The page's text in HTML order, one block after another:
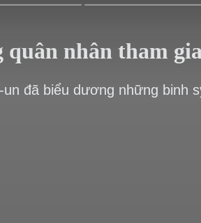
nhân tham
un đã biểu dương những